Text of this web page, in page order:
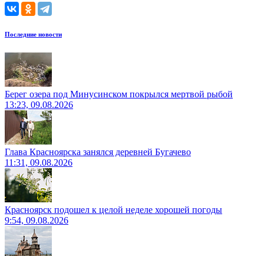
Последние новости
Берег озера под Минусинском покрылся мертвой рыбой
13:23, 09.08.2026
Глава Красноярска занялся деревней Бугачево
11:31, 09.08.2026
Красноярск подошел к целой неделе хорошей погоды
9:54, 09.08.2026